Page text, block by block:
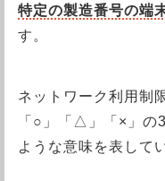
特定の製造番号の端
す。
ネットワーク利用制
「○」「△」「×」の
ような意味を表して